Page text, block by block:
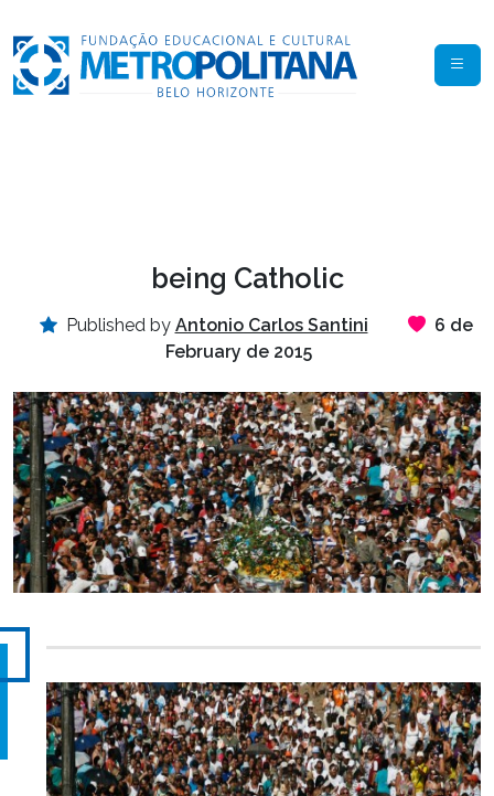
being Catholic
Published by Antonio Carlos Santini
6 de
February de 2015